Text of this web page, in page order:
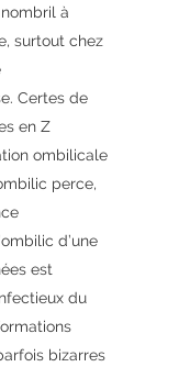
à
surtout chez
Certes de
en Z
ombilicale
perce,
d’une
est
du
bizarres